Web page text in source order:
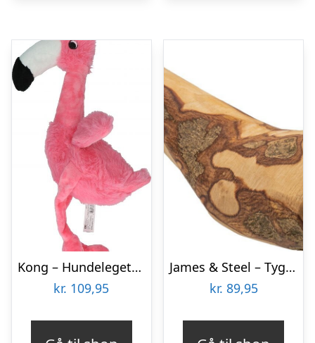
Kong – Hundelegetøj – Bamse – Shakers Honkers Flamingo – Small
kr. 109,95
James & Steel – Tyggeben I Oliventræ – 220-450 G
kr. 89,95